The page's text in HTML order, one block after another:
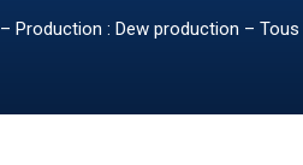
– Production : Dew production –